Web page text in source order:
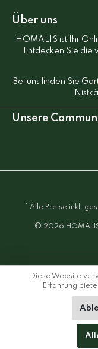
Über uns
HOMALIS ist Ihr
Entdecken Sie die
Bei uns finden Sie
Unsere
* Alle Preise inkl.
© 2026
Diese Website
Erfahrung